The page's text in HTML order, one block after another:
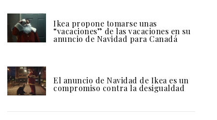
Ikea propone tomarse unas
“vacaciones” de las vacaciones en su
anuncio de Navidad para Canadá
El anuncio de Navidad de Ikea es un
compromiso contra la desigualdad